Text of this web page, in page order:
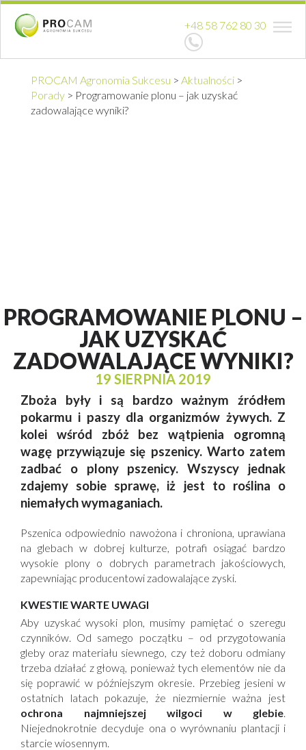
+48 58 762 80 30
PROCAM Agronomia Sukcesu > Aktualności >
Porady > Programowanie plonu – jak uzyskać
zadowalające wyniki?
PROGRAMOWANIE PLONU –
JAK UZYSKAĆ
ZADOWALAJĄCE WYNIKI?
19 SIERPNIA 2019
Zboża były i są bardzo ważnym źródłem
pokarmu i paszy dla organizmów żywych. Z
kolei wśród zbóż bez wątpienia ogromną
wagę przywiązuje się pszenicy. Warto zatem
zadbać o plony pszenicy. Wszyscy jednak
zdajemy sobie sprawę, iż jest to roślina o
niemałych wymaganiach.
Pszenica odpowiednio nawożona i chroniona, uprawiana
na glebach w dobrej kulturze, potrafi osiągać bardzo
wysokie plony o dobrych parametrach jakościowych,
zapewniając producentowi zadowalające zyski.
KWESTIE WARTE UWAGI
Aby uzyskać wysoki plon, musimy pamiętać o szeregu
czynników. Od samego początku – od przygotowania
gleby oraz materiału siewnego, czy też doboru odmiany
trzeba działać z głową, ponieważ tych elementów nie da
się poprawić w późniejszym okresie. Przebieg jesieni w
ostatnich latach pokazuje, że niezmiernie ważna jest
ochrona najmniejszej wilgoci w glebie.
Niejednokrotnie decyduje ona o wyrównaniu plantacji i
starcie wiosennym.